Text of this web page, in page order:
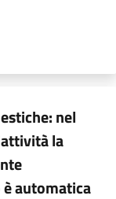
nel
la
automatica